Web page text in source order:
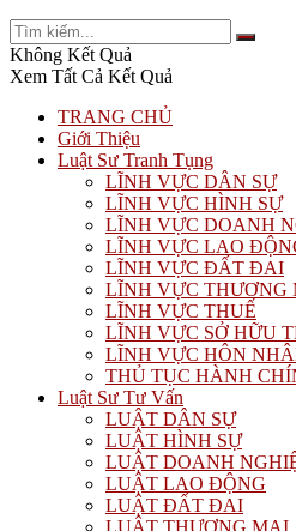
Không Kết Quả
Xem Tất Cả Kết Quả
TRANG CHỦ
Giới Thiệu
Luật Sư Tranh Tụng
LĨNH VỰC DÂN SỰ
LĨNH VỰC HÌNH SỰ
LĨNH VỰC DOANH
LĨNH VỰC LAO
LĨNH VỰC ĐẤT ĐAI
LĨNH VỰC THƯƠNG
LĨNH VỰC THUẾ
LĨNH VỰC SỞ HỮU
LĨNH VỰC HÔN
THỦ TỤC HÀNH
Luật Sư Tư Vấn
LUẬT DÂN SỰ
LUẬT HÌNH SỰ
LUẬT DOANH
LUẬT LAO ĐỘNG
LUẬT ĐẤT ĐAI
LUẬT THƯƠNG MẠI